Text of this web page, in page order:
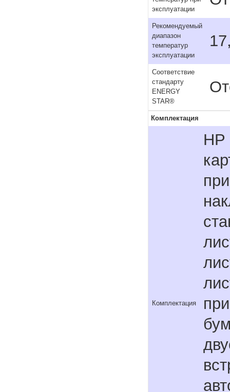
эксплуатации
Рекомендуемый
диапазон
температур
эксплуатации
Соответствие
стандарту
ENERGY
STAR®
Комплектация
Комплектация
HP